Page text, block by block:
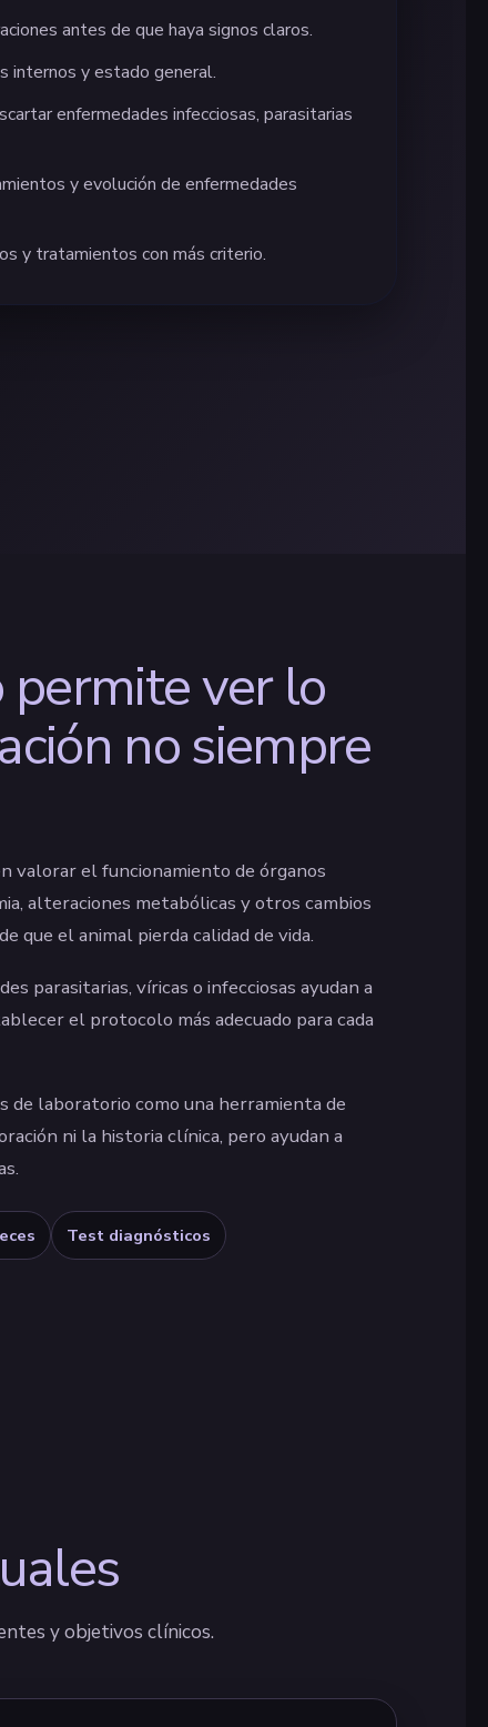
antes de que haya signos claros.
internos y estado general.
enfermedades infecciosas, parasitarias
y evolución de enfermedades
y tratamientos con más criterio.
ver lo
no siempre
valorar el funcionamiento de órganos
alteraciones metabólicas y otros cambios
que el animal pierda calidad de vida.
parasitarias, víricas o infecciosas ayudan a
el protocolo más adecuado para cada
de laboratorio como una herramienta de
ni la historia clínica, pero ayudan a
Test diagnósticos
y objetivos clínicos.